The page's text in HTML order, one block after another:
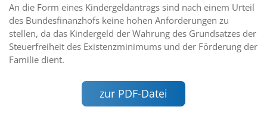
An die Form eines Kindergeldantrags sind nach einem Urteil
des Bundesfinanzhofs keine hohen Anforderungen zu
stellen, da das Kindergeld der Wahrung des Grundsatzes der
Steuerfreiheit des Existenzminimums und der Förderung der
Familie dient.
zur PDF-Datei